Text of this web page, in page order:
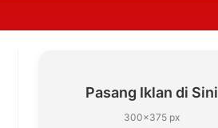
Pasang Iklan di Sini
300×375 px